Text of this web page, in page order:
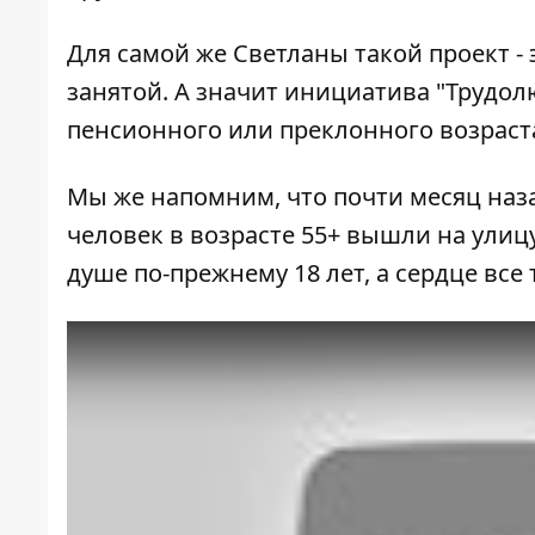
Для самой же Светланы такой проект -
занятой. А значит инициатива
пенсионного или преклонного
Мы же напомним, что почти месяц
человек в возрасте 55+ вышли на
душе по-прежнему 18 лет, а сердце